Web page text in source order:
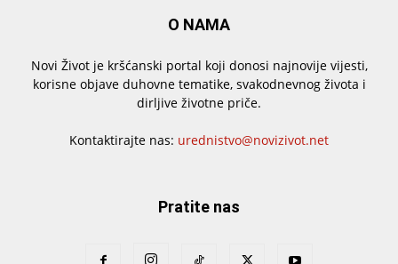
O NAMA
Novi Život je kršćanski portal koji donosi najnovije vijesti,
korisne objave duhovne tematike, svakodnevnog života i
dirljive životne priče.
Kontaktirajte nas: urednistvo@novizivot.net
Pratite nas